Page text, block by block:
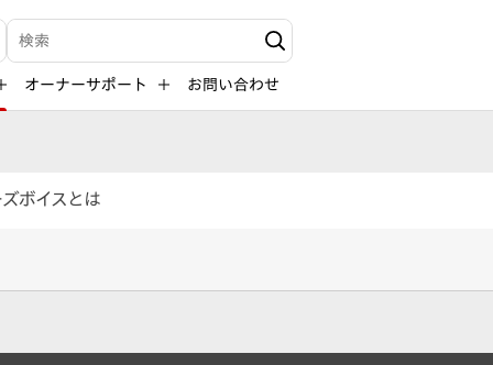
検索キーワード入力
オーナーサポート お問い合わせ
ボイスとは